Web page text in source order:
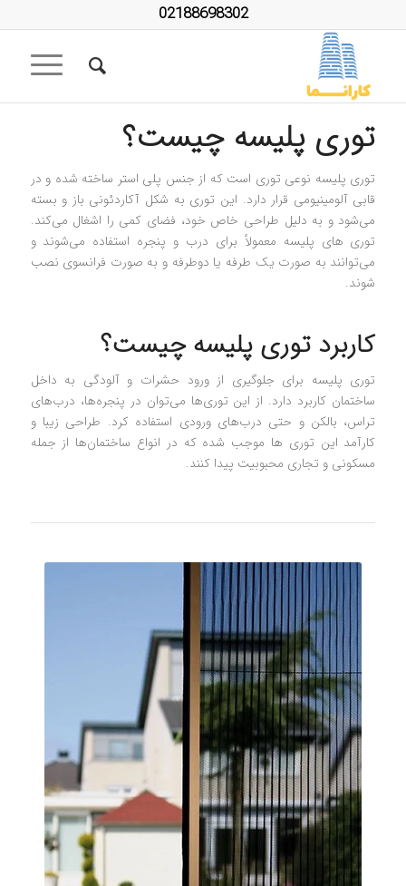
02188698302
توری پلیسه چیست؟
توری پلیسه نوعی توری است که از جنس پلی استر ساخته شده و در
قابی آلومینیومی قرار دارد. این توری به شکل آکاردئونی باز و بسته
می‌شود و به دلیل طراحی خاص خود، فضای کمی را اشغال می‌کند.
توری‌ های پلیسه معمولاً برای درب و پنجره‌ استفاده می‌شوند و
می‌توانند به صورت یک طرفه یا دوطرفه و به صورت فرانسوی نصب
شوند.
کاربرد توری پلیسه چیست؟
توری پلیسه برای جلوگیری از ورود حشرات و آلودگی به داخل
ساختمان کاربرد دارد. از این توری‌ها می‌توان در پنجره‌ها، درب‌های
تراس، بالکن و حتی درب‌های ورودی استفاده کرد. طراحی زیبا و
کارآمد این توری‌ ها موجب شده که در انواع ساختمان‌ها از جمله
مسکونی و تجاری محبوبیت پیدا کنند.